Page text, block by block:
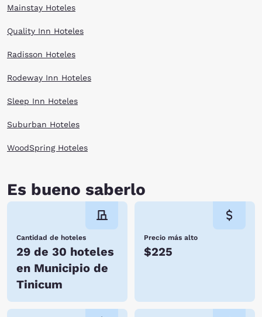
Mainstay Hoteles
Quality Inn Hoteles
Radisson Hoteles
Rodeway Inn Hoteles
Sleep Inn Hoteles
Suburban Hoteles
WoodSpring Hoteles
Es bueno saberlo
Cantidad de hoteles
29 de 30 hoteles
en Municipio de
Tinicum
Precio más alto
$225